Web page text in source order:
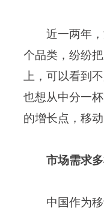
近一两年，
个品类，纷纷
上，可以看到
也想从中分一
的增长点，移
市场需求
中国作为移